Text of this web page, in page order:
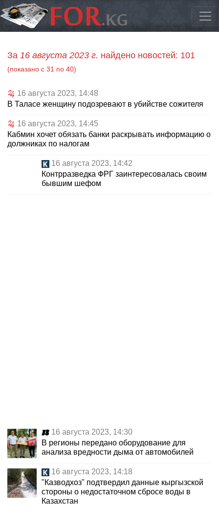
За 16 августа 2023 г. найдено новостей: 101
(показано с 31 по 40)
16 августа 2023, 14:48
В Таласе женщину подозревают в убийстве сожителя
16 августа 2023, 14:45
Кабмин хочет обязать банки раскрывать информацию о
должниках по налогам
16 августа 2023, 14:42
Контрразведка ФРГ заинтересовалась своим
бывшим шефом
16 августа 2023, 14:30
В регионы передано оборудование для
анализа вредности дыма от автомобилей
16 августа 2023, 14:18
"Казводхоз" подтвердил данные кыргызской
стороны о недостаточном сбросе воды в
Казахстан